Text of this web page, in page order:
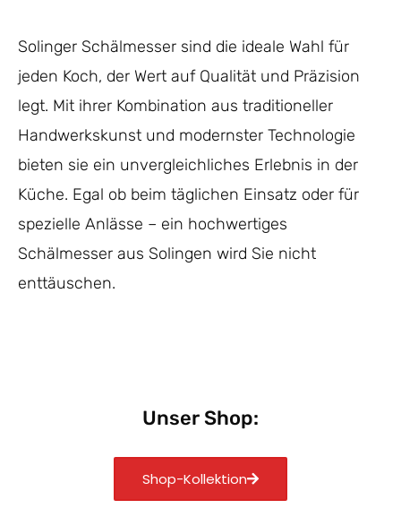
Solinger Schälmesser sind die ideale Wahl für
jeden Koch, der Wert auf Qualität und Präzision
legt. Mit ihrer Kombination aus traditioneller
Handwerkskunst und modernster Technologie
bieten sie ein unvergleichliches Erlebnis in der
Küche. Egal ob beim täglichen Einsatz oder für
spezielle Anlässe – ein hochwertiges
Schälmesser aus Solingen wird Sie nicht
enttäuschen.
Unser Shop:
Shop-Kollektion